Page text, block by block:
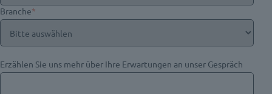
Branche*
Erzählen Sie uns mehr über Ihre Erwartungen an unser Gespräch